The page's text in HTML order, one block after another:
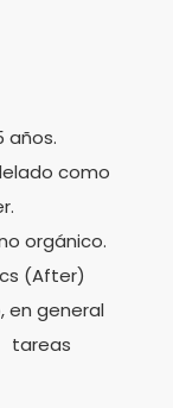
años.
como
orgánico.
(After)
en general
tareas